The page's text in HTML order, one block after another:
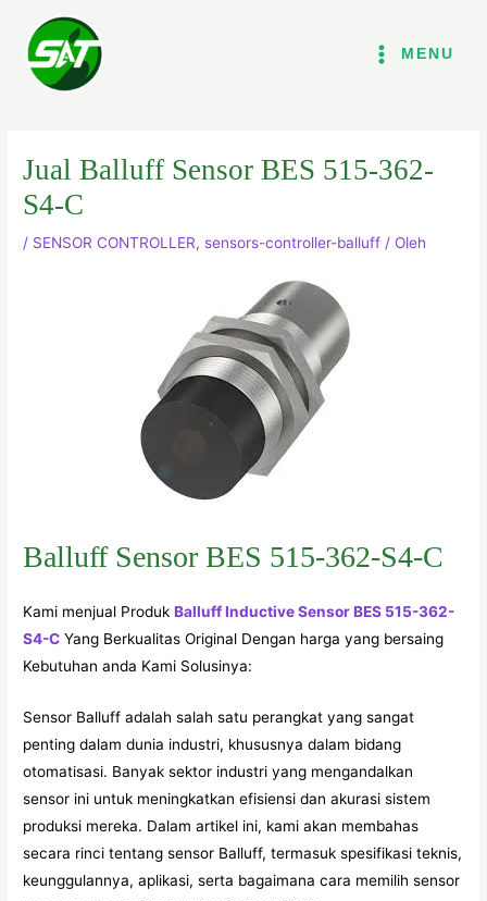
konten
MENU
Jual Balluff Sensor BES 515-362-
S4-C
/ SENSOR CONTROLLER, sensors-controller-balluff / Oleh
Balluff Sensor BES 515-362-S4-C
Kami menjual ProdukBalluff Inductive Sensor BES 515-362-
S4-C Yang Berkualitas Original Dengan harga yang bersaing
Kebutuhan anda Kami Solusinya:
Sensor Balluff adalah salah satu perangkat yang sangat
penting dalam dunia industri, khususnya dalam bidang
otomatisasi. Banyak sektor industri yang mengandalkan
sensor ini untuk meningkatkan efisiensi dan akurasi sistem
produksi mereka. Dalam artikel ini, kami akan membahas
secara rinci tentang sensor Balluff, termasuk spesifikasi teknis,
keunggulannya, aplikasi, serta bagaimana cara memilih sensor